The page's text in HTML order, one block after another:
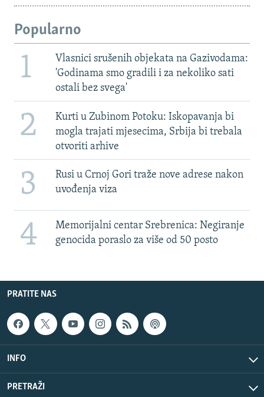
Popularno
1
Vlasnici srušenih objekata na Gazivodama:
'Godinama smo gradili i za nekoliko sati
ostali bez svega'
2
Kurti u Zubinom Potoku: Iskopavanja bi
mogla trajati mjesecima, Srbija bi trebala
otvoriti arhive
3
Rusi u Crnoj Gori traže nove adrese nakon
uvođenja viza
4
Memorijalni centar Srebrenica: Negiranje
genocida poraslo za više od 50 posto
PRATITE NAS
INFO
PRETRAŽI